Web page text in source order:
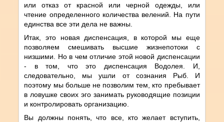
или отказ от красной или черной одежды, или
чтение определенного количества велений. На пути
единства все эти дела не важны.
Итак, это новая диспенсация, в которой мы еще
позволяем смешивать высшие жизнепотоки с
низшими. Но в чем отличие этой новой диспенсации
- в том, что это диспенсация Водолея. И,
следовательно, мы ушли от сознания Рыб. И
поэтому мы больше не позволим тем, кто пребывает
в ловушке своих эго занимать руководящие позиции
и контролировать организацию.
Вы должны понять, что все, кто желает вступить,